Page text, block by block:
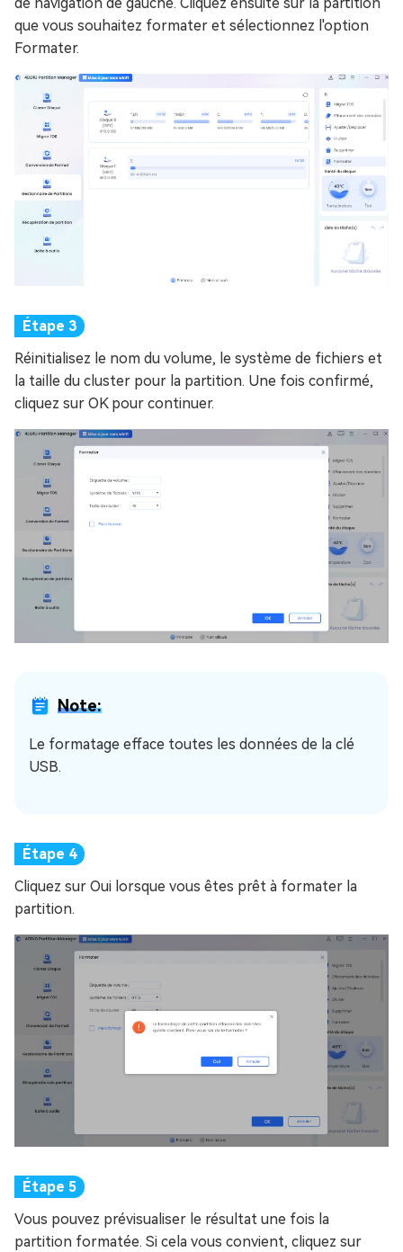
que vous souhaitez formater et sélectionnez l'option
Formater.
Réinitialisez le nom du volume, le système de fichiers et
la taille du cluster pour la partition. Une fois confirmé,
cliquez sur OK pour continuer.
Note:
Le formatage efface toutes les données de la clé
USB.
Cliquez sur Oui lorsque vous êtes prêt à formater la
partition.
Vous pouvez prévisualiser le résultat une fois la
partition formatée. Si cela vous convient, cliquez sur